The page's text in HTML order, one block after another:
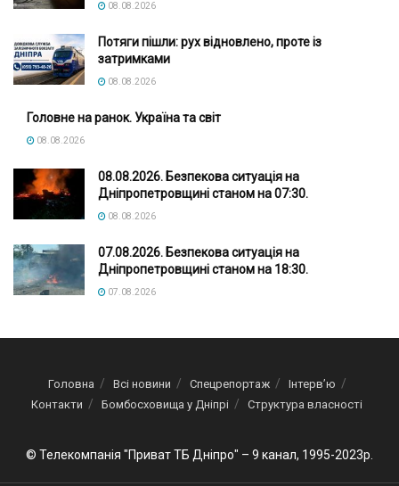
08.08.2026
Потяги пішли: рух відновлено, проте із
затримками
08.08.2026
Головне на ранок. Україна та світ
08.08.2026
08.08.2026. Безпекова ситуація на
Дніпропетровщині станом на 07:30.
08.08.2026
07.08.2026. Безпекова ситуація на
Дніпропетровщині станом на 18:30.
07.08.2026
Головна Всі новини Спецрепортаж
Інтерв’ю
Контакти
Бомбосховища у Дніпрі Структура власності
© Телекомпанія "Приват ТБ Дніпро" – 9 канал, 1995-2023р.